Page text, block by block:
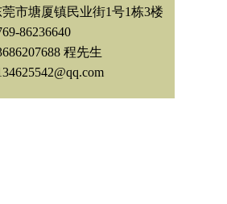
市塘厦镇民业街1号1栋3楼
86236640
程先生